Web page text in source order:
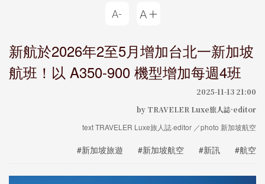
新航於2026年2至5月增加台北一新加坡
航班！以 A350-900 機型增加每週4班
2025-11-13 21:00
by TRAVELER Luxe旅人誌·editor
text TRAVELER Luxe旅人誌·editor ／photo 新加坡航空
#新加坡旅遊 #新加坡航空 #新訊 #航空